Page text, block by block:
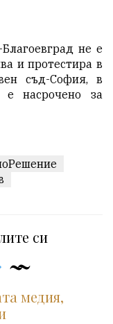
не е
и протестира в
съд-София, в
е насрочено за
си
медия,